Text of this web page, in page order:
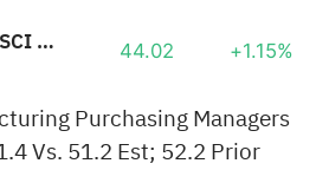
Germany Index MSCI Ishares 44.02 +1.15%
Purchasing Managers
Vs. 51.2 Est; 52.2 Prior